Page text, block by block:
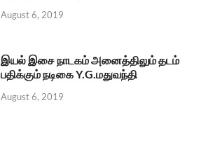
August 6, 2019
இயல் இசை நாடகம் அனைத்திலும் தடம்
பதிக்கும் நடிகை Y.G.மதுவந்தி
August 6, 2019